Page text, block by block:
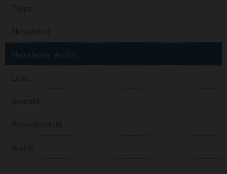
Tipps
Newsletter
Newsletter-Archiv
Links
Kontakt
Pressekontakt
Archiv